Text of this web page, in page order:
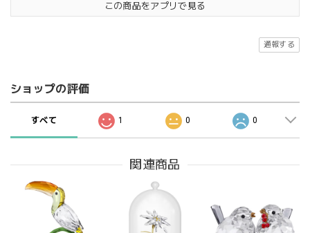
この商品をアプリで見る
通報する
ショップの評価
すべて 1 0 0
関連商品